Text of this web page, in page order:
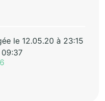
le 12.05.20 à 23:15
09:37